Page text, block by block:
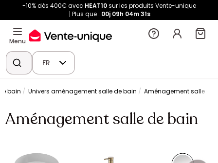
-10% dès 400€ avec HEAT10sur les produits Vente-unique
Plus que : 00j 09h 04m31s
Menu
FR
bain Univers aménagement salle de bain Aménagement salle de
Aménagement salle de bain